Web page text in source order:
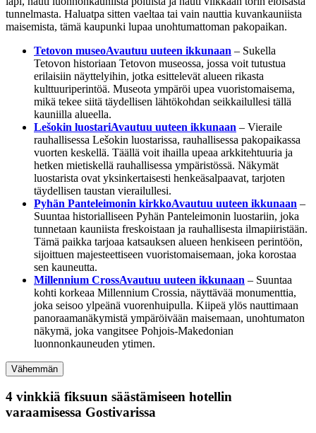
tunnelmasta. Haluatpa sitten vaeltaa tai vain nauttia kuvankauniista
maisemista, tämä kaupunki lupaa unohtumattoman pakopaikan.
Tetovon museoAvautuu uuteen ikkunaan – Sukella
Tetovon historiaan Tetovon museossa, jossa voit tutustua
erilaisiin näyttelyihin, jotka esittelevät alueen rikasta
kulttuuriperintöä. Museota ympäröi upea vuoristomaisema,
mikä tekee siitä täydellisen lähtökohdan seikkailullesi tällä
kauniilla alueella.
Lešokin luostariAvautuu uuteen ikkunaan – Vieraile
rauhallisessa Lešokin luostarissa, rauhallisessa pakopaikassa
vuorten keskellä. Täällä voit ihailla upeaa arkkitehtuuria ja
hetken mietiskellä rauhallisessa ympäristössä. Näkymät
luostarista ovat yksinkertaisesti henkeäsalpaavat, tarjoten
täydellisen taustan vierailullesi.
Pyhän Panteleimonin kirkkoAvautuu uuteen ikkunaan –
Suuntaa historialliseen Pyhän Panteleimonin luostariin, joka
tunnetaan kauniista freskoistaan ja rauhallisesta ilmapiiristään.
Tämä paikka tarjoaa katsauksen alueen henkiseen perintöön,
sijoittuen majesteettiseen vuoristomaisemaan, joka korostaa
sen kauneutta.
Millennium CrossAvautuu uuteen ikkunaan – Suuntaa
kohti korkeaa Millennium Crossia, näyttävää monumenttia,
joka seisoo ylpeänä vuorenhuipulla. Kiipeä ylös nauttimaan
panoraamanäkymistä ympäröivään maisemaan, unohtumaton
näkymä, joka vangitsee Pohjois-Makedonian
luonnonkauneuden ytimen.
Vähemmän
4 vinkkiä fiksuun säästämiseen hotellin
varaamisessa Gostivarissa